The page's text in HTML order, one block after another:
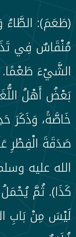
(طَعَمَ): الطَّاءُ
مُنْقَاسٌ فِي
الشَّيْءَ طَعْمًا.
بَعْضُ أَهْلُ
خَاصَّةً، وَذَكَرَ
صَدَقَةَ الْفِطْرِ
الله عليه
كَذَا). ثُمَّ
لَيْسَ مِنْ بَابِ